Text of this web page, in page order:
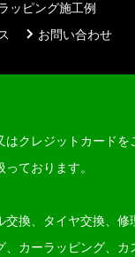
ッピング施工例
お問い合わせ
はクレジットカードを
ております。
換、タイヤ交換、修
、カーラッピング、